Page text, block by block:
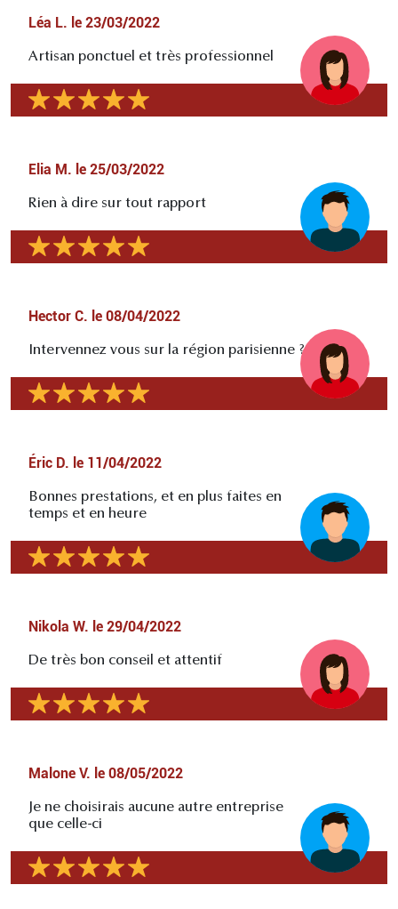
Léa L. le 23/03/2022
Artisan ponctuel et très professionnel
Elia M. le 25/03/2022
Rien à dire sur tout rapport
Hector C. le 08/04/2022
Intervennez vous sur la région parisienne ?
Éric D. le 11/04/2022
Bonnes prestations, et en plus faites en
temps et en heure
Nikola W. le 29/04/2022
De très bon conseil et attentif
Malone V. le 08/05/2022
Je ne choisirais aucune autre entreprise
que celle-ci